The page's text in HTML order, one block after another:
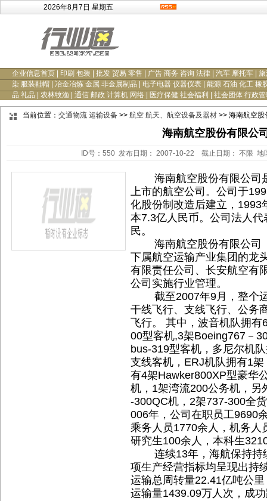
2026年8月7日 星期五
企业信息首页 印刷 包装 批发 贸易 零售 广告 商务 咨询 法律 汽车 摩托车
旅
染 服装鞋帽
冶金冶炼 金属 非金属制品 电子电器 仪器仪表
能源 石油 化工 橡
品 礼品
农林牧渔 通信 邮政 计算机 网络 医疗保健 社会福利 社会团体 行政
当前位置： 交通物流 运输设备 >> 航空 航天、航空设备及器材 >> 海南航空股
海南航空股份有限公
ID号：550 发布日期： 2007-10-22 截止日期： 不限 地
海南航空股份有限公司
上市的航空公司。公司于
化股份制改造后建立，1993
本7.3亿人民币。公司法人
民。
海南航空股份有限公司
下属航空运输产业集团的龙
有限责任公司、长安航空有
公司实施行业管理。
截至2007年9月，整个运
干线飞行、支线飞行、公务
飞行。 其中，波音机队拥
00型客机,3架Boeing767－
bus-319型客机，多尼尔机
支线客机，ERJ机队拥有1
有4架Hawker800XP型豪华
机，1架湾流200公务机，另
-300QC机，2架737-300全
006年，公司在职员工9690
乘务人员1770余人，机务人
研究生100余人，本科生
连续13年，海航保持持
项生产经营指标均呈现出持
运输总周转量22.41亿吨公
运输量1439.09万人次，成